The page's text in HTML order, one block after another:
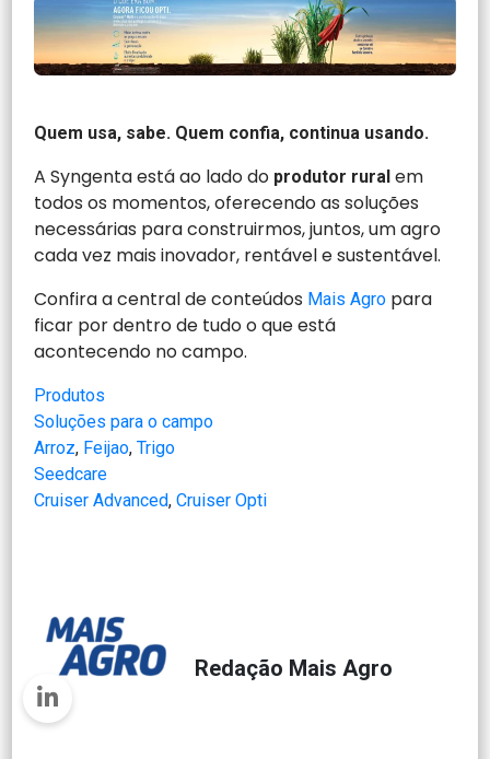
Quem usa, sabe. Quem confia, continua usando.
A Syngenta está ao lado do produtor rural em
todos os momentos, oferecendo as soluções
necessárias para construirmos, juntos, um agro
cada vez mais inovador, rentável e sustentável.
Confira a central de conteúdos Mais Agro para
ficar por dentro de tudo o que está
acontecendo no campo.
Produtos
Soluções para o campo
Arroz, Feijao, Trigo
Seedcare
Cruiser Advanced, Cruiser Opti
Redação Mais Agro